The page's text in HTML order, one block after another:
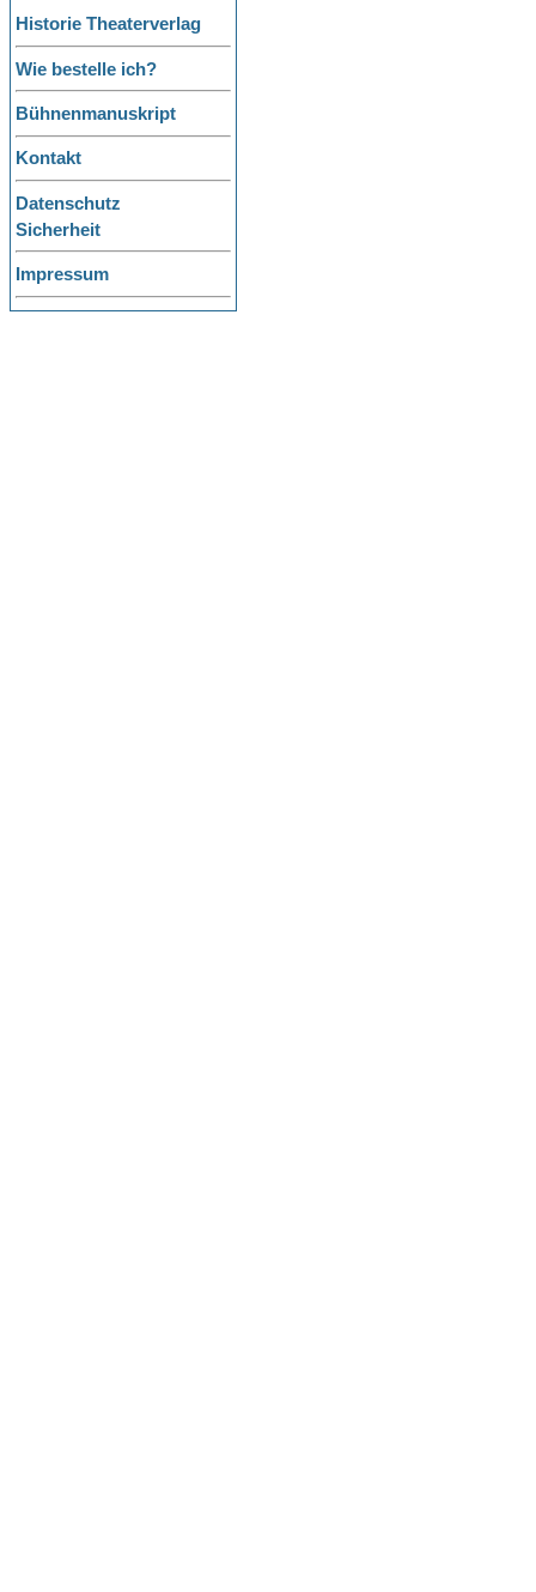
Historie Theaterverlag
Wie bestelle ich?
Bühnenmanuskript
Kontakt
Datenschutz
Sicherheit
Impressum